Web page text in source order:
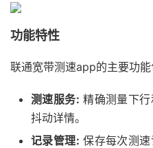
功能特性
联通宽带测速app的主要功能
测速服务: 精确测量下
抖动详情。
记录管理: 保存每次测